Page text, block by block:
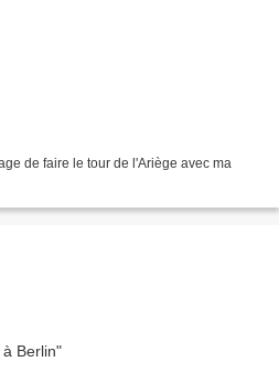
de faire le tour de l'Ariège avec ma